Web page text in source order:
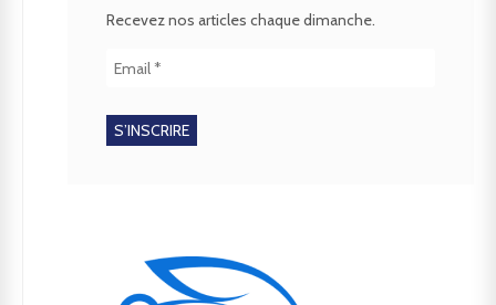
Recevez nos articles chaque dimanche.